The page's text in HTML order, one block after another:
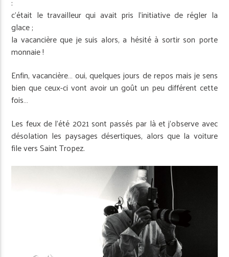
c’était le travailleur qui avait pris l’initiative de régler la
glace ;
la vacancière que je suis alors, a hésité à sortir son porte
monnaie !
Enfin, vacancière… oui, quelques jours de repos mais je sens
bien que ceux-ci vont avoir un goût un peu différent cette
fois…
Les feux de l’été 2021 sont passés par là et j’observe avec
désolation les paysages désertiques, alors que la voiture
file vers Saint Tropez.